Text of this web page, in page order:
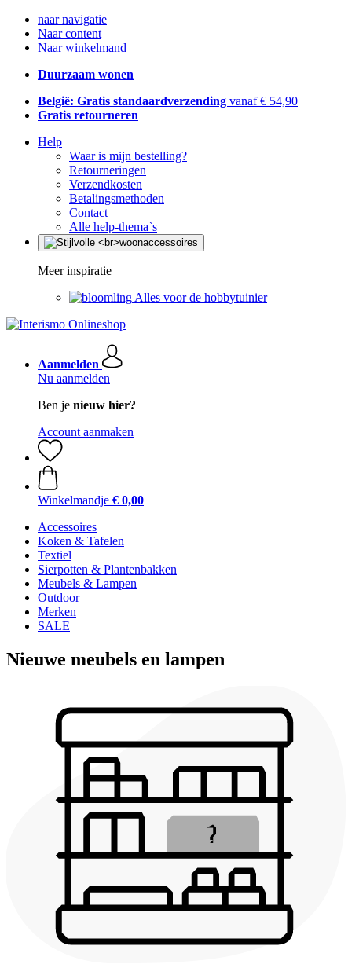
naar navigatie
Naar content
Naar winkelmand
Duurzaam wonen
België: Gratis standaardverzending vanaf € 54,90
Gratis retourneren
Help
Waar is mijn bestelling?
Retourneringen
Verzendkosten
Betalingsmethoden
Contact
Alle help-thema`s
Meer inspiratie
Alles voor de hobbytuinier
Aanmelden
Nu aanmelden
Ben je nieuw hier?
Account aanmaken
Winkelmandje € 0,00
Accessoires
Koken & Tafelen
Textiel
Sierpotten & Plantenbakken
Meubels & Lampen
Outdoor
Merken
SALE
Nieuwe meubels en lampen